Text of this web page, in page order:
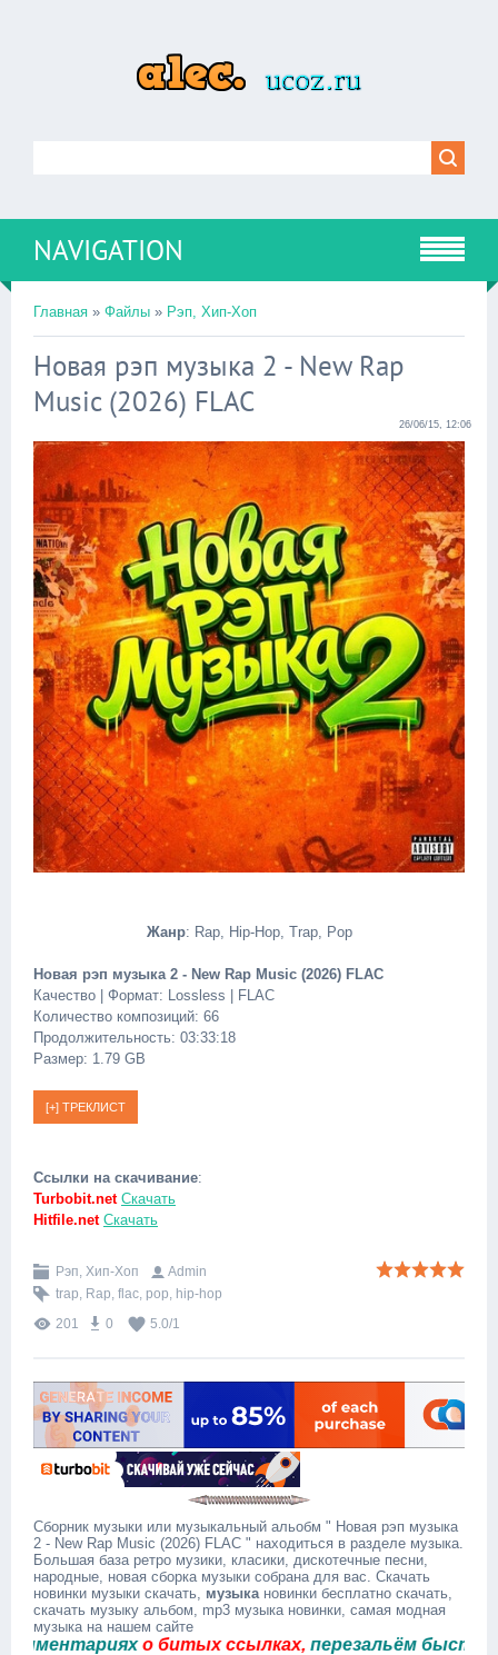
NAVIGATION
Главная » Файлы » Рэп, Хип-Хоп
Новая рэп музыка 2 - New Rap
Music (2026) FLAC
26/06/15, 12:06
Жанр: Rap, Hip-Hop, Trap, Pop
Новая рэп музыка 2 - New Rap Music (2026) FLAC
Качество | Формат: Lossless | FLAC
Количество композиций: 66
Продолжительность: 03:33:18
Размер: 1.79 GB
Ссылки на скачивание:
Turbobit.net Скачать
Hitfile.net Скачать
Рэп, Хип-Хоп
Admin
trap, Rap, flac, pop, hip-hop
201
0 5.0/1
Сборник музыки или музыкальный альобм " Новая рэп музыка
2 - New Rap Music (2026) FLAC " находиться в разделе музыка.
Большая база ретро музики, класики, дискотечные песни,
народные, новая сборка музыки собрана для вас. Скачать
новинки музыки скачать, музыкановинки бесплатно скачать,
скачать музыку альбом, mp3 музыка новинки, самая модная
музыка на нашем сайте
о битых ссылках,перезальём быстро.